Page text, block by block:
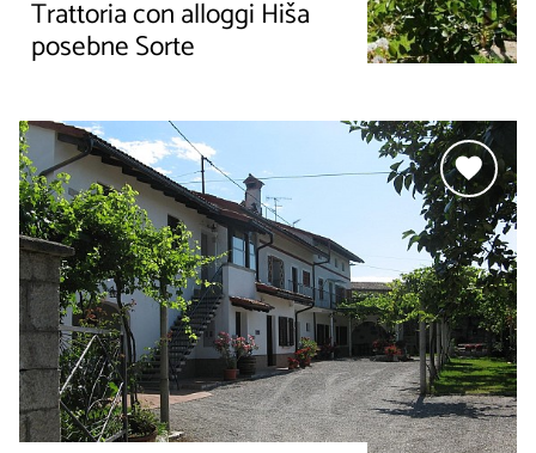
Trattoria con alloggi Hiša
posebne Sorte